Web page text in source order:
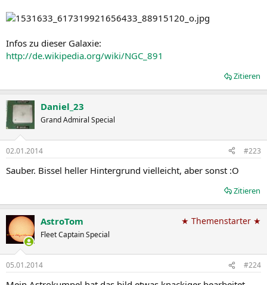
Infos zu dieser Galaxie:
http://de.wikipedia.org/wiki/NGC_891
Zitieren
Daniel_23
Grand Admiral Special
02.01.2014 #223
Sauber. Bissel heller Hintergrund vielleicht, aber sonst :O
Zitieren
AstroTom
Fleet Captain Special
★ Themenstarter ★
05.01.2014 #224